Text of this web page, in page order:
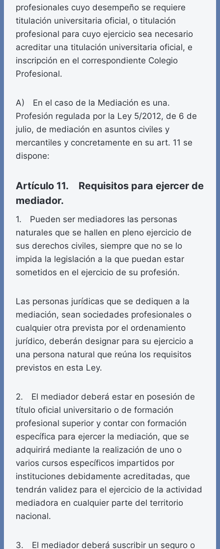
profesionales cuyo desempeño se requiere
titulación universitaria oficial, o titulación
profesional para cuyo ejercicio sea necesario
acreditar una titulación universitaria oficial, e
inscripción en el correspondiente Colegio
Profesional.
A) En el caso de la Mediación es una.
Profesión regulada por la Ley 5/2012, de 6 de
julio, de mediación en asuntos civiles y
mercantiles y concretamente en su art. 11 se
dispone:
Artículo 11. Requisitos para ejercer de
mediador.
1. Pueden ser mediadores las personas
naturales que se hallen en pleno ejercicio de
sus derechos civiles, siempre que no se lo
impida la legislación a la que puedan estar
sometidos en el ejercicio de su profesión.
Las personas jurídicas que se dediquen a la
mediación, sean sociedades profesionales o
cualquier otra prevista por el ordenamiento
jurídico, deberán designar para su ejercicio a
una persona natural que reúna los requisitos
previstos en esta Ley.
2. El mediador deberá estar en posesión de
título oficial universitario o de formación
profesional superior y contar con formación
específica para ejercer la mediación, que se
adquirirá mediante la realización de uno o
varios cursos específicos impartidos por
instituciones debidamente acreditadas, que
tendrán validez para el ejercicio de la actividad
mediadora en cualquier parte del territorio
nacional.
3. El mediador deberá suscribir un seguro o